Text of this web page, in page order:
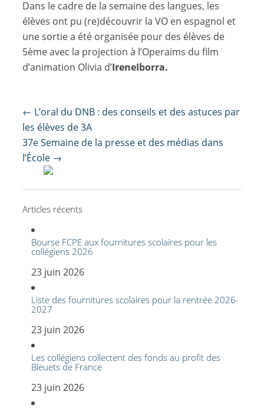
Dans le cadre de la semaine des langues, les
élèves ont pu (re)découvrir la VO en espagnol et
une sortie a été organisée pour des élèves de
5ème avec la projection à l’Operaims du film
d’animation Olivia d’IreneIborra.
Post
navigation
← L’oral du DNB : des conseils et des astuces par
les élèves de 3A
37e Semaine de la presse et des médias dans
l’École →
Articles récents
Bourse FCPE aux fournitures scolaires pour les
collégiens 2026
23 juin 2026
Liste des fournitures scolaires pour la rentrée 2026-
2027
23 juin 2026
Les collégiens collectent des fonds au profit des
Bleuets de France
23 juin 2026